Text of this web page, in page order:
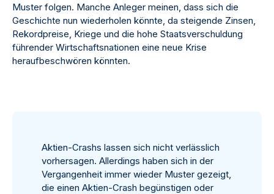
Muster folgen. Manche Anleger meinen, dass sich die
Geschichte nun wiederholen könnte, da steigende Zinsen,
Rekordpreise, Kriege und die hohe Staatsverschuldung
führender Wirtschaftsnationen eine neue Krise
heraufbeschwören könnten.
Aktien-Crashs lassen sich nicht verlässlich
vorhersagen. Allerdings haben sich in der
Vergangenheit immer wieder Muster gezeigt,
die einen Aktien-Crash begünstigen oder